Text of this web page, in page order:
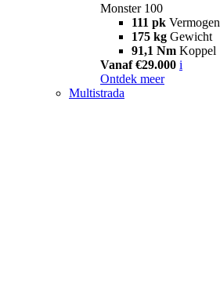
Monster 100
111 pk Vermogen
175 kg Gewicht
91,1 Nm Koppel
Vanaf €29.000 i
Ontdek meer
Multistrada